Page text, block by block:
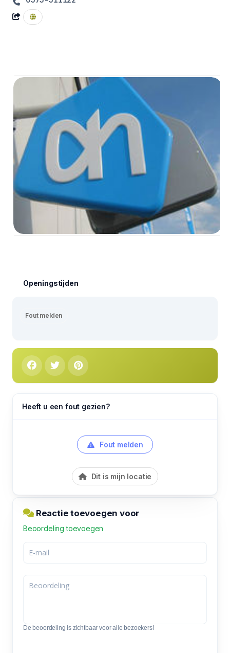
Openingstijden
Fout melden
Heeft u een fout gezien?
Fout melden
Dit is mijn locatie
Reactie toevoegen voor
Beoordeling toevoegen
De beoordeling is zichtbaar voor alle bezoekers!